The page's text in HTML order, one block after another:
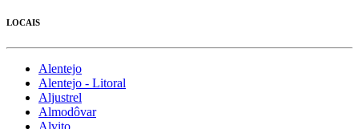
LOCAIS
Alentejo
Alentejo - Litoral
Aljustrel
Almodôvar